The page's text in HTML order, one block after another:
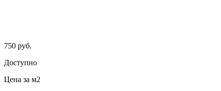
750 руб.
Доступно
Цена за м2